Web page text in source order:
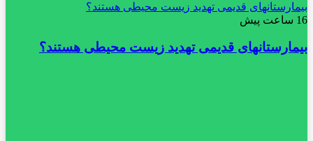
بیمارستانهای قدیمی تهدید زیست محیطی هستند؟
16 ساعت پیش
بیمارستانهای قدیمی تهدید زیست محیطی هستند؟